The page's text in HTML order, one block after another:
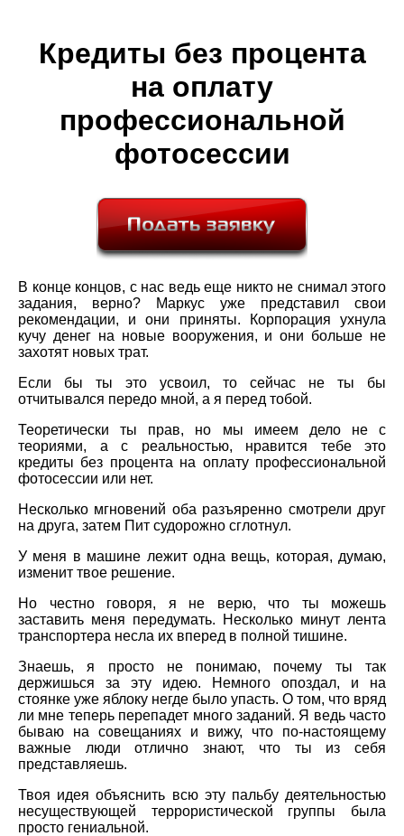
Кредиты без процента
на оплату
профессиональной
фотосессии
В конце концов, с нас ведь еще никто не снимал этого
задания, верно? Маркус уже представил свои
рекомендации, и они приняты. Корпорация ухнула
кучу денег на новые вооружения, и они больше не
захотят новых трат.
Если бы ты это усвоил, то сейчас не ты бы
отчитывался передо мной, а я перед тобой.
Теоретически ты прав, но мы имеем дело не с
теориями, а с реальностью, нравится тебе это
кредиты без процента на оплату профессиональной
фотосессии или нет.
Несколько мгновений оба разъяренно смотрели друг
на друга, затем Пит судорожно сглотнул.
У меня в машине лежит одна вещь, которая, думаю,
изменит твое решение.
Но честно говоря, я не верю, что ты можешь
заставить меня передумать. Несколько минут лента
транспортера несла их вперед в полной тишине.
Знаешь, я просто не понимаю, почему ты так
держишься за эту идею. Немного опоздал, и на
стоянке уже яблоку негде было упасть. О том, что вряд
ли мне теперь перепадет много заданий. Я ведь часто
бываю на совещаниях и вижу, что по-настоящему
важные люди отлично знают, что ты из себя
представляешь.
Твоя идея объяснить всю эту пальбу деятельностью
несуществующей террористической группы была
просто гениальной.